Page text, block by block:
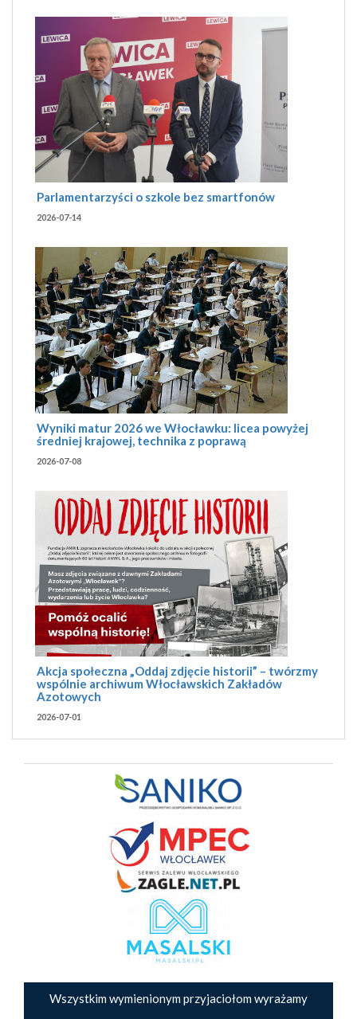
Parlamentarzyści o szkole bez smartfonów
2026-07-14
Wyniki matur 2026 we Włocławku: licea powyżej
średniej krajowej, technika z poprawą
2026-07-08
Akcja społeczna „Oddaj zdjęcie historii” – twórzmy
wspólnie archiwum Włocławskich Zakładów
Azotowych
2026-07-01
Wszystkim wymienionym przyjaciołom wyrażamy